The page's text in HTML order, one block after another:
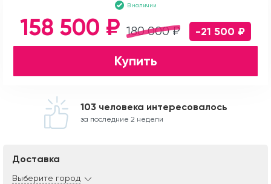
В наличии
180 000 ₽
158 500 ₽ -21 500 ₽
Купить
103 человека интересовалось
за последние 2 недели
Доставка
Выберите город